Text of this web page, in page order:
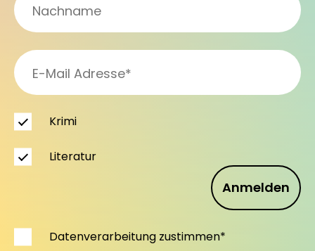
Anmelden
Krimi
Literatur
Datenverarbeitung zustimmen*